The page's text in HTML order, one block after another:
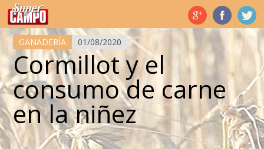
Temas de hoy
GANADERÍA 01/08/2020
Cormillot y el
consumo de carne
en la niñez